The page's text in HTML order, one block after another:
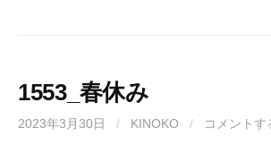
1553_春休み
2023年3月30日 / KINOKO / コメントす